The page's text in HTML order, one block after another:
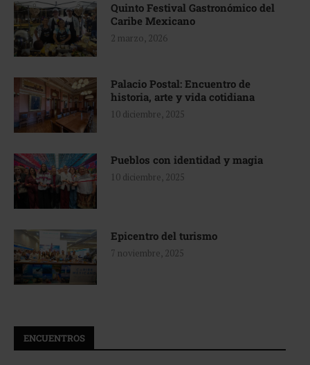
Quinto Festival Gastronómico del
Caribe Mexicano
2 marzo, 2026
Palacio Postal: Encuentro de
historia, arte y vida cotidiana
10 diciembre, 2025
Pueblos con identidad y magia
10 diciembre, 2025
Epicentro del turismo
7 noviembre, 2025
ENCUENTROS